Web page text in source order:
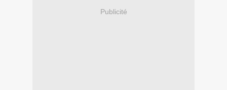
Publicité